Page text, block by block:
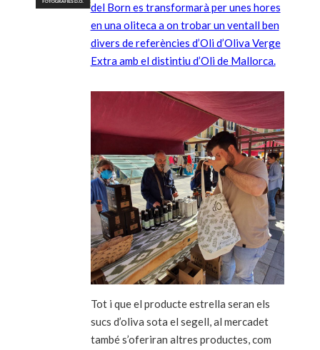
del Born es transformarà per unes hores
en una oliteca a on trobar un ventall ben
divers de referències d’Oli d’Oliva Verge
Extra amb el distintiu d’Oli de Mallorca.
Tot i que el producte estrella seran els
sucs d’oliva sota el segell, al mercadet
també s’oferiran altres productes, com